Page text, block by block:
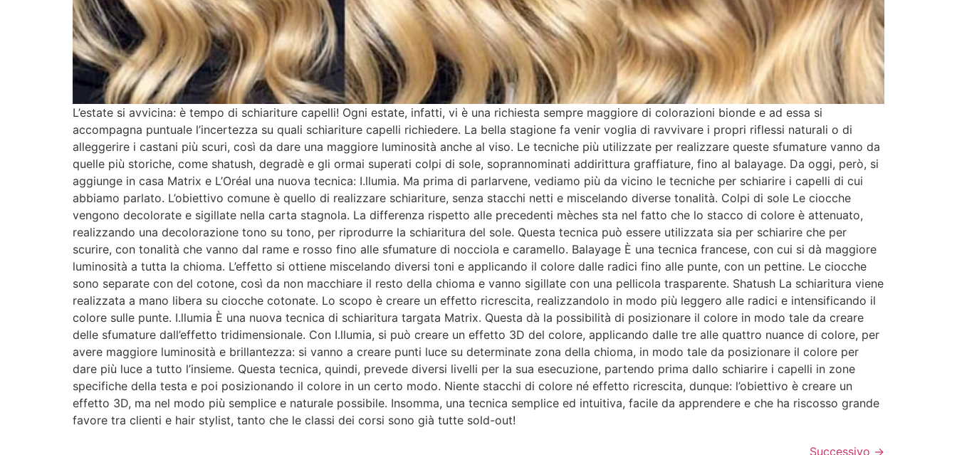
L’estate si avvicina: è tempo di schiariture capelli! Ogni estate, infatti, vi è una richiesta sempre maggiore di colorazioni bionde e ad essa si
accompagna puntuale l’incertezza su quali schiariture capelli richiedere. La bella stagione fa venir voglia di ravvivare i propri riflessi naturali o di
alleggerire i castani più scuri, così da dare una maggiore luminosità anche al viso. Le tecniche più utilizzate per realizzare queste sfumature vanno da
quelle più storiche, come shatush, degradè e gli ormai superati colpi di sole, soprannominati addirittura graffiature, fino al balayage. Da oggi, però, si
aggiunge in casa Matrix e L’Oréal una nuova tecnica: I.llumia. Ma prima di parlarvene, vediamo più da vicino le tecniche per schiarire i capelli di cui
abbiamo parlato. L’obiettivo comune è quello di realizzare schiariture, senza stacchi netti e miscelando diverse tonalità. Colpi di sole Le ciocche
vengono decolorate e sigillate nella carta stagnola. La differenza rispetto alle precedenti mèches sta nel fatto che lo stacco di colore è attenuato,
realizzando una decolorazione tono su tono, per riprodurre la schiaritura del sole. Questa tecnica può essere utilizzata sia per schiarire che per
scurire, con tonalità che vanno dal rame e rosso fino alle sfumature di nocciola e caramello. Balayage È una tecnica francese, con cui si dà maggiore
luminosità a tutta la chioma. L’effetto si ottiene miscelando diversi toni e applicando il colore dalle radici fino alle punte, con un pettine. Le ciocche
sono separate con del cotone, così da non macchiare il resto della chioma e vanno sigillate con una pellicola trasparente. Shatush La schiaritura viene
realizzata a mano libera su ciocche cotonate. Lo scopo è creare un effetto ricrescita, realizzandolo in modo più leggero alle radici e intensificando il
colore sulle punte. I.llumia È una nuova tecnica di schiaritura targata Matrix. Questa dà la possibilità di posizionare il colore in modo tale da creare
delle sfumature dall’effetto tridimensionale. Con I.llumia, si può creare un effetto 3D del colore, applicando dalle tre alle quattro nuance di colore, per
avere maggiore luminosità e brillantezza: si vanno a creare punti luce su determinate zona della chioma, in modo tale da posizionare il colore per
dare più luce a tutto l’insieme. Questa tecnica, quindi, prevede diversi livelli per la sua esecuzione, partendo prima dallo schiarire i capelli in zone
specifiche della testa e poi posizionando il colore in un certo modo. Niente stacchi di colore né effetto ricrescita, dunque: l’obiettivo è creare un
effetto 3D, ma nel modo più semplice e naturale possibile. Insomma, una tecnica semplice ed intuitiva, facile da apprendere e che ha riscosso grande
favore tra clienti e hair stylist, tanto che le classi dei corsi sono già tutte sold-out!
Successivo →